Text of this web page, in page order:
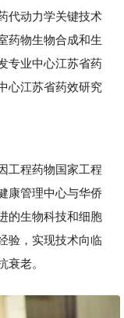
动力学关键技术
药物生物合成和生
专业中心江苏省药
心江苏省药效研究
程药物国家工程
康管理中心与华侨
的生物科技和细胞
验，实现技术向临
衰老。